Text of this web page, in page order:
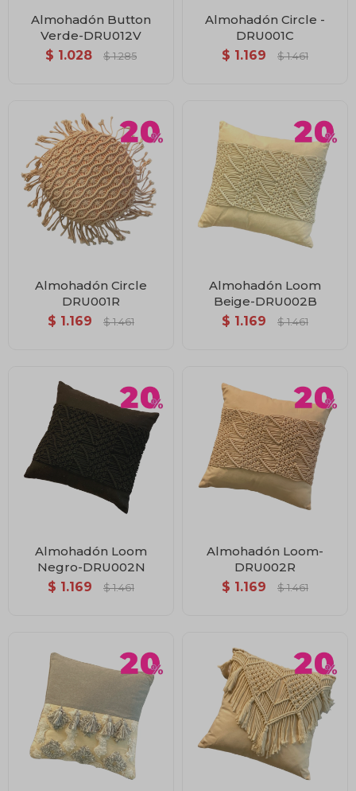
Almohadón Button
Verde-DRU012V
$ 1.028 $ 1.285
Almohadón Circle -
DRU001C
$ 1.169 $ 1.461
Almohadón Circle
DRU001R
$ 1.169 $ 1.461
Almohadón Loom
Beige-DRU002B
$ 1.169 $ 1.461
Almohadón Loom
Negro-DRU002N
$ 1.169 $ 1.461
Almohadón Loom-
DRU002R
$ 1.169 $ 1.461